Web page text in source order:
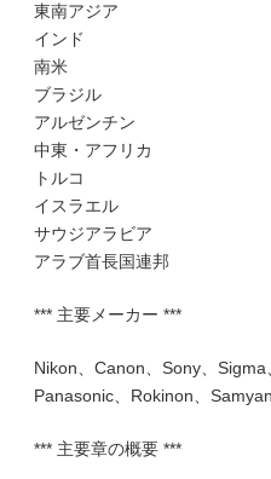
東南アジア
インド
南米
ブラジル
アルゼンチン
中東・アフリカ
トルコ
イスラエル
サウジアラビア
アラブ首長国連邦
*** 主要メーカー ***
Nikon、Canon、Sony、Sigma
Panasonic、Rokinon、
*** 主要章の概要 ***